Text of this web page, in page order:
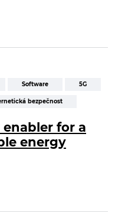
Software 5G
bezpečnost
for a
energy